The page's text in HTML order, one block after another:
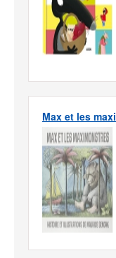
Max et les